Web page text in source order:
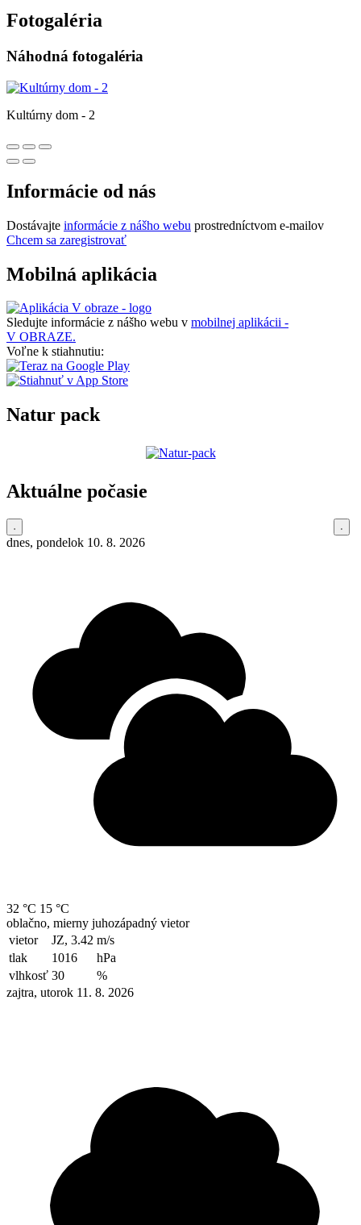
Fotogaléria
Náhodná fotogaléria
Kultúrny dom - 2
Informácie od nás
Dostávajte informácie z nášho webu prostredníctvom e-mailov
Chcem sa zaregistrovať
Mobilná aplikácia
Sledujte informácie z nášho webu v mobilnej aplikácii -
V OBRAZE.
Voľne k stiahnutiu:
Natur pack
Aktuálne počasie
dnes, pondelok 10. 8. 2026
32 °C 15 °C
oblačno, mierny juhozápadný vietor
vietor
JZ, 3.42 m/s
tlak
1016
hPa
vlhkosť 30
%
zajtra, utorok 11. 8. 2026